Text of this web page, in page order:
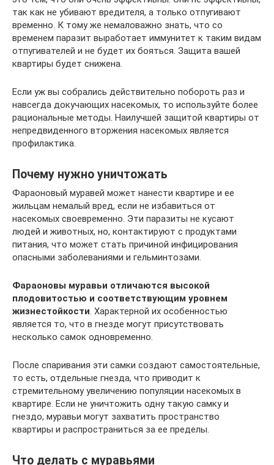
так как не убивают вредителя, а только отпугивают
временно. К тому же немаловажно знать, что со
временем паразит выработает иммунитет к таким видам
отпугивателей и не будет их бояться. Защита вашей
квартиры будет снижена.
Если уж вы собрались действительно побороть раз и
навсегда докучающих насекомых, то используйте более
рациональные методы. Наилучшей защитой квартиры от
непредвиденного вторжения насекомых является
профилактика.
Почему нужно уничтожать
Фараоновый муравей может нанести квартире и ее
жильцам немалый вред, если не избавиться от
насекомых своевременно. Эти паразиты не кусают
людей и животных, но, контактируют с продуктами
питания, что может стать причиной инфицирования
опасными заболеваниями и гельминтозами.
Фараоновы муравьи отличаются высокой
плодовитостью и соответствующим уровнем
жизнестойкости . Характерной их особенностью
является то, что в гнезде могут присутствовать
несколько самок одновременно.
После спаривания эти самки создают самостоятельные,
то есть, отдельные гнезда, что приводит к
стремительному увеличению популяции насекомых в
квартире. Если не уничтожить одну такую самку и
гнездо, муравьи могут захватить пространство
квартиры и распространиться за ее пределы.
Что делать с муравьями